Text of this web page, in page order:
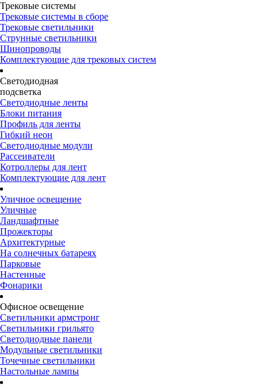
Трековые системы
Трековые системы в сборе
Трековые светильники
Струнные светильники
Шинопроводы
Комплектующие для трековых систем
Светодиодная
подсветка
Светодиодные ленты
Блоки питания
Профиль для ленты
Гибкий неон
Светодиодные модули
Рассеиватели
Котроллеры для лент
Комплектующие для лент
Уличное освещение
Уличные
Ландшафтные
Прожекторы
Архитектурные
На солнечных батареях
Парковые
Настенные
Фонарики
Офисное освещение
Светильники армстронг
Светильники грильято
Светодиодные панели
Модульные светильники
Точечные светильники
Настольные лампы